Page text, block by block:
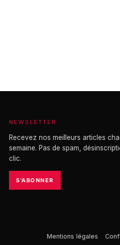
NEWSLETTER
Recevez nos meilleurs articles
semaine. Pas de spam,
clic.
S'ABONNER
Mentions légales